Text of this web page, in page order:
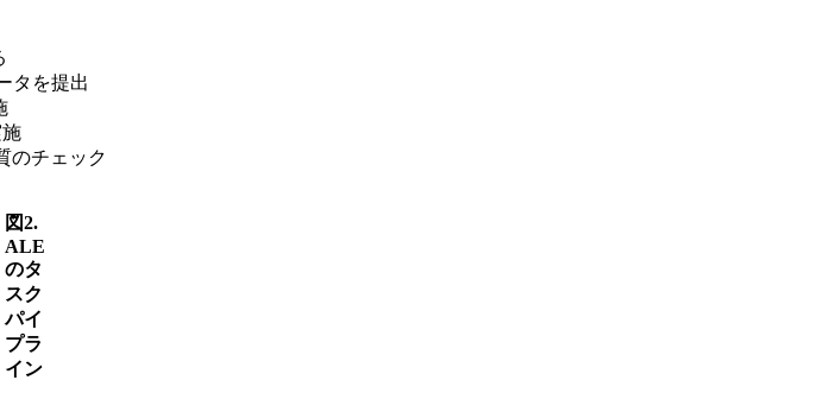
タを提出
のチェック
図2.
ALE
のタ
スク
パイ
プラ
イン